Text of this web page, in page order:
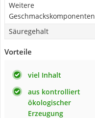
Weitere
Geschmackskomponenten
Säuregehalt
Vorteile
viel Inhalt
aus kontrolliert
ökologischer
Erzeugung